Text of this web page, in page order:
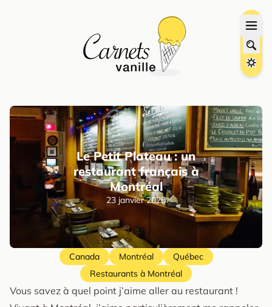
Le Petit Plateau : un
restaurant français à
Montréal
23 janvier 2025
Canada Montréal
Québec
Restaurants à Montréal
Vous savez à quel point j’aime aller au restaurant !